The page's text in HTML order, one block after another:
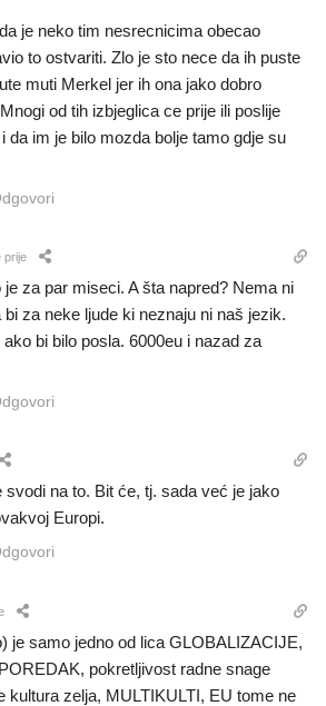
je neko tim nesrecnicima obecao
to ostvariti. Zlo je sto nece da ih puste
muti Merkel jer ih ona jako dobro
od tih izbjeglica ce prije ili poslije
da im je bilo mozda bolje tamo gdje su
prije
je za par miseci. A šta napred? Nema ni
za neke ljude ki neznaju ni naš jezik.
bi bilo posla. 6000eu i nazad za
svodi na to. Bit će, tj. sada već je jako
Europi.
je samo jedno od lica GLOBALIZACIJE,
pokretljivost radne snage
kultura zelja, MULTIKULTI, EU tome ne